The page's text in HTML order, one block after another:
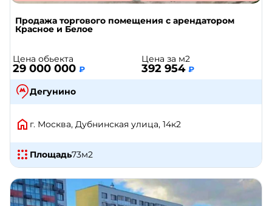
Продажа торгового помещения с арендатором
Красное и Белое
Цена обьекта
29 000 000 ₽
Цена за м2
392 954 ₽
Дегунино
г. Москва, Дубнинская улица, 14к2
Площадь73м2